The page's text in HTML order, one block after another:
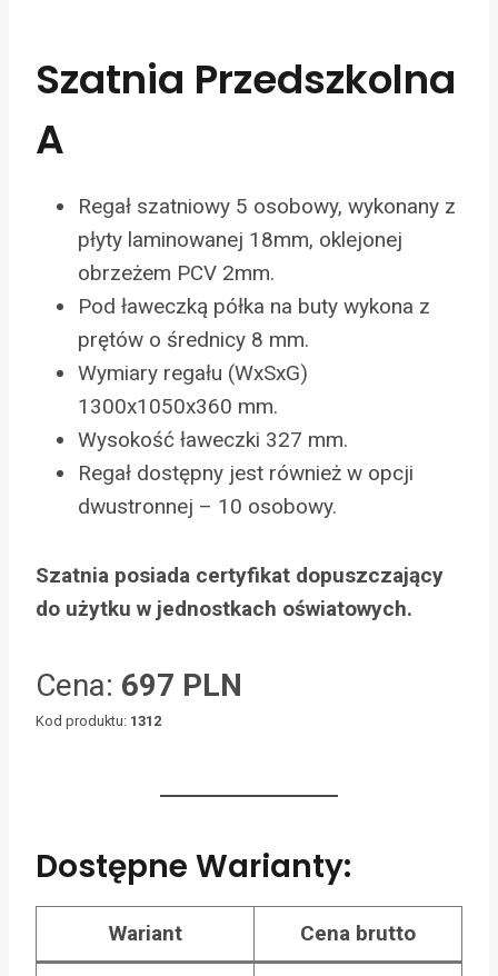
Szatnia Przedszkolna
A
Regał szatniowy 5 osobowy, wykonany z
płyty laminowanej 18mm, oklejonej
obrzeżem PCV 2mm.
Pod ławeczką półka na buty wykona z
prętów o średnicy 8 mm.
Wymiary regału (WxSxG)
1300x1050x360 mm.
Wysokość ławeczki 327 mm.
Regał dostępny jest również w opcji
dwustronnej – 10 osobowy.
Szatnia posiada certyfikat dopuszczający
do użytku w jednostkach oświatowych.
Cena: 697 PLN
Kod produktu: 1312
Dostępne Warianty:
Wariant Cena brutto